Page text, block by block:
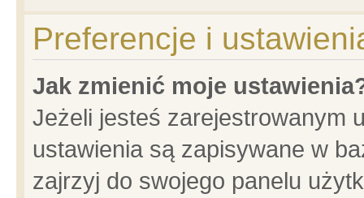
Preferencje i
Jak zmienić moje
Jeżeli jesteś zarejestrowanym
ustawienia są zapisywane w
zajrzyj do swojego panelu